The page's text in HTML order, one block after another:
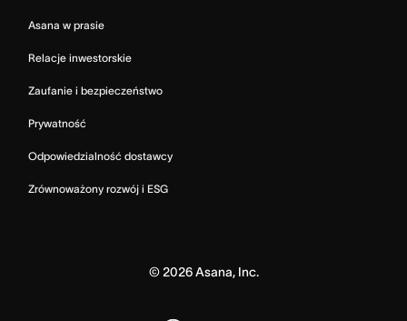
Asana w prasie
Relacje inwestorskie
Zaufanie i bezpieczeństwo
Prywatność
Odpowiedzialność dostawcy
Zrównoważony rozwój i ESG
©2026Asana, Inc.